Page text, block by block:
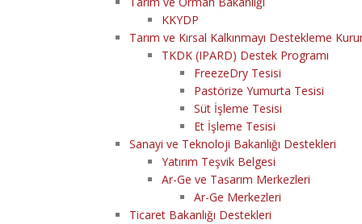
KKYDP
Tarım ve Kırsal Kalkınmayı Destekleme
TKDK (IPARD) Destek Programı
FreezeDry Tesisi
Pastörize Yumurta Tesisi
Süt İşleme Tesisi
Et İşleme Tesisi
Sanayi ve Teknoloji Bakanlığı Destekleri
Yatırım Teşvik Belgesi
Ar-Ge ve Tasarım Merkezleri
Ar-Ge Merkezleri
Ticaret Bakanlığı Destekleri